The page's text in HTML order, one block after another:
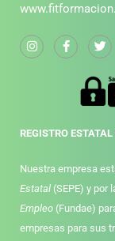
REGISTRO
Nuestra empresa
Estatal (SEPE) y por
Empleo (Fundae)
empresas para sus